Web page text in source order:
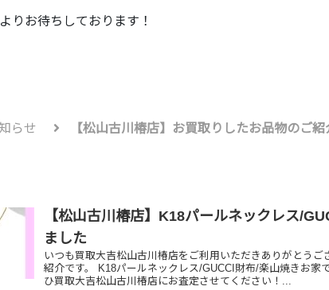
りお待ちしております！
らせ 【松山古川椿店】お買取りしたお品物のご紹
【松山古川椿店】K18パールネックレス/
ました
いつも買取大吉松山古川椿店をご利用いただきありがとう
紹介です。 K18パールネックレス/GUCCI財布/楽山焼きお家
ひ買取大吉松山古川椿店にお査定させてください！...